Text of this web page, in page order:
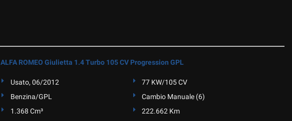
ALFA ROMEO Giulietta 1.4 Turbo 105 CV Progression GPL
Usato, 06/2012
77 KW/105 CV
Benzina/GPL
Cambio Manuale (6)
1.368 Cm³
222.662 Km